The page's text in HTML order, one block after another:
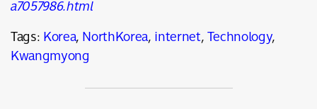
a7057986.html
Tags:Korea,NorthKorea,internet,Technology,
Kwangmyong